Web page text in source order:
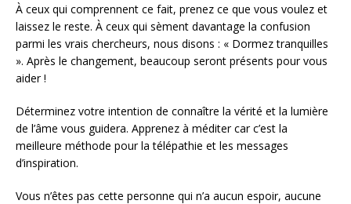
À ceux qui comprennent ce fait, prenez ce que vous voulez et
laissez le reste. À ceux qui sèment davantage la confusion
parmi les vrais chercheurs, nous disons : « Dormez tranquilles
». Après le changement, beaucoup seront présents pour vous
aider !
Déterminez votre intention de connaître la vérité et la lumière
de l’âme vous guidera. Apprenez à méditer car c’est la
meilleure méthode pour la télépathie et les messages
d’inspiration.
Vous n’êtes pas cette personne qui n’a aucun espoir, aucune